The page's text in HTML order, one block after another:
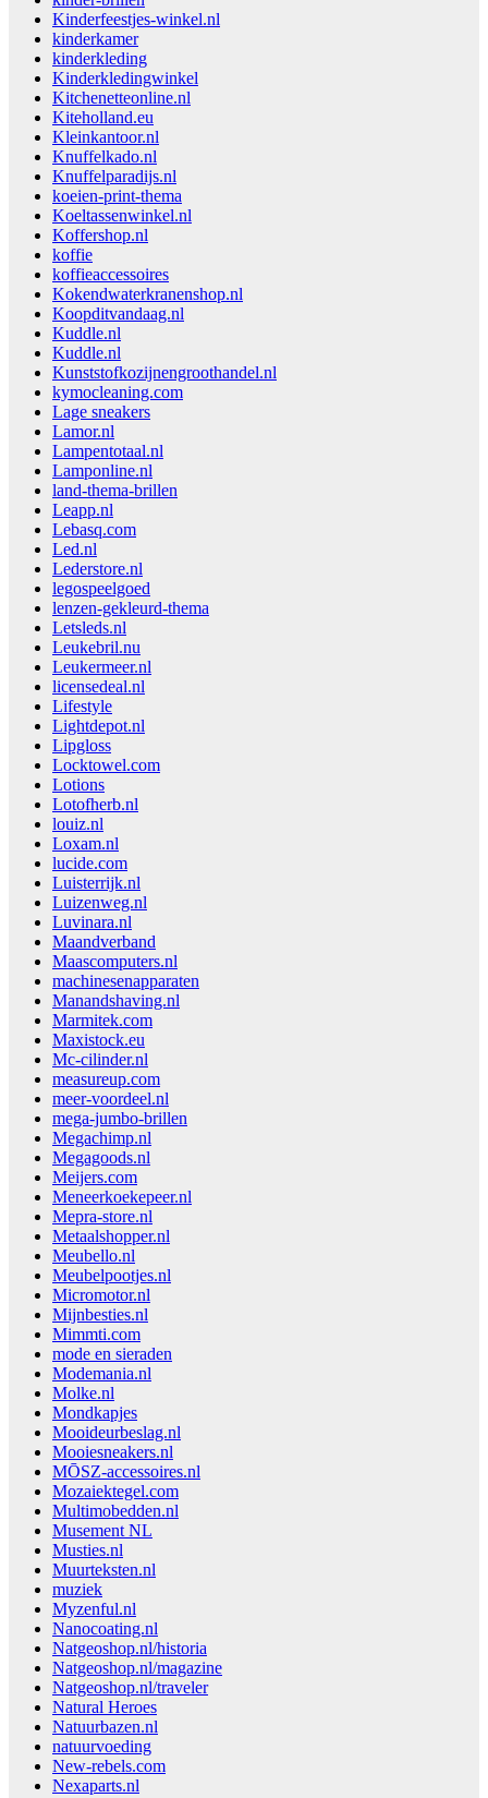
Kinderfeestjes-winkel.nl
kinderkamer
kinderkleding
Kinderkledingwinkel
Kitchenetteonline.nl
Kiteholland.eu
Kleinkantoor.nl
Knuffelkado.nl
Knuffelparadijs.nl
koeien-print-thema
Koeltassenwinkel.nl
Koffershop.nl
koffie
koffieaccessoires
Kokendwaterkranenshop.nl
Koopditvandaag.nl
Kuddle.nl
Kuddle.nl
Kunststofkozijnengroothandel.nl
kymocleaning.com
Lage sneakers
Lamor.nl
Lampentotaal.nl
Lamponline.nl
land-thema-brillen
Leapp.nl
Lebasq.com
Led.nl
Lederstore.nl
legospeelgoed
lenzen-gekleurd-thema
Letsleds.nl
Leukebril.nu
Leukermeer.nl
licensedeal.nl
Lifestyle
Lightdepot.nl
Lipgloss
Locktowel.com
Lotions
Lotofherb.nl
louiz.nl
Loxam.nl
lucide.com
Luisterrijk.nl
Luizenweg.nl
Luvinara.nl
Maandverband
Maascomputers.nl
machinesenapparaten
Manandshaving.nl
Marmitek.com
Maxistock.eu
Mc-cilinder.nl
measureup.com
meer-voordeel.nl
mega-jumbo-brillen
Megachimp.nl
Megagoods.nl
Meijers.com
Meneerkoekepeer.nl
Mepra-store.nl
Metaalshopper.nl
Meubello.nl
Meubelpootjes.nl
Micromotor.nl
Mijnbesties.nl
Mimmti.com
mode en sieraden
Modemania.nl
Molke.nl
Mondkapjes
Mooideurbeslag.nl
Mooiesneakers.nl
MŌSZ-accessoires.nl
Mozaiektegel.com
Multimobedden.nl
Musement NL
Musties.nl
Muurteksten.nl
muziek
Myzenful.nl
Nanocoating.nl
Natgeoshop.nl/historia
Natgeoshop.nl/magazine
Natgeoshop.nl/traveler
Natural Heroes
Natuurbazen.nl
natuurvoeding
New-rebels.com
Nexaparts.nl